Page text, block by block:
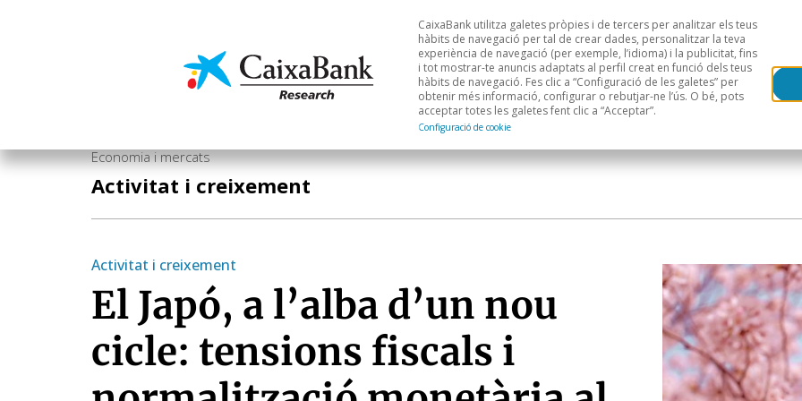
Economia i mercats Anàlisi sectorial Àrees geogràfiques
CaixaBank utilitza galetes pròpies i de tercers per analitzar els teus
hàbits de navegació per tal de crear dades, personalitzar la teva
experiència de navegació (per exemple, l’idioma) i la publicitat, fins
i tot mostrar-te anuncis adaptats al perfil creat en funció dels teus
hàbits de navegació. Fes clic a “Configuració de les galetes” per
obtenir més informació, configurar o rebutjar-ne l’ús. O bé, pots
acceptar totes les galetes fent clic a “Acceptar”.
Configuració de cookie
Economia i mercats
Activitat i creixement
Activitat i creixement
El Japó, a l’alba d’un nou
cicle: tensions fiscals i